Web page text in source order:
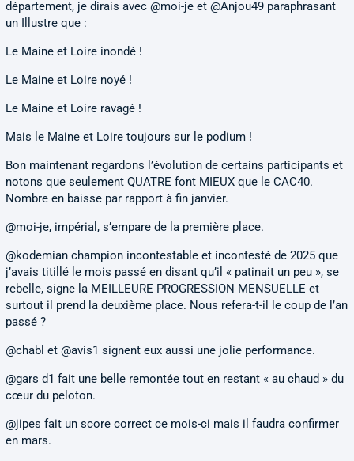
département, je dirais avec @moi-je et @Anjou49 paraphrasant
un Illustre que :
Le Maine et Loire inondé !
Le Maine et Loire noyé !
Le Maine et Loire ravagé !
Mais le Maine et Loire toujours sur le podium !
Bon maintenant regardons l’évolution de certains participants et
notons que seulement QUATRE font MIEUX que le CAC40.
Nombre en baisse par rapport à fin janvier.
@moi-je, impérial, s’empare de la première place.
@kodemian champion incontestable et incontesté de 2025 que
j’avais titillé le mois passé en disant qu’il « patinait un peu », se
rebelle, signe la MEILLEURE PROGRESSION MENSUELLE et
surtout il prend la deuxième place. Nous refera-t-il le coup de l’an
passé ?
@chabl et @avis1 signent eux aussi une jolie performance.
@gars d1 fait une belle remontée tout en restant « au chaud » du
cœur du peloton.
@jipes fait un score correct ce mois-ci mais il faudra confirmer
en mars.